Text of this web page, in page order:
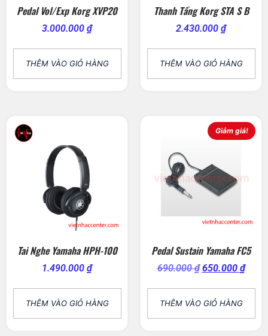
Pedal Vol/Exp Korg XVP20
3.000.000 ₫
THÊM VÀO GIỎ HÀNG
Thanh Tầng Korg STA S B
2.430.000 ₫
THÊM VÀO GIỎ HÀNG
Tai Nghe Yamaha HPH-100
1.490.000 ₫
THÊM VÀO GIỎ HÀNG
Giảm giá!
Pedal Sustain Yamaha FC5
690.000₫ 650.000 ₫
THÊM VÀO GIỎ HÀNG